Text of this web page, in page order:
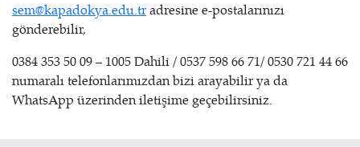
sem@kapadokya.edu.tradresine e-postalarınızı
gönderebilir,
0384 353 50 09 – 1005 Dahili / 0537 598 66 71/ 0530 721 44 66
numaralı telefonlarımızdan bizi arayabilir ya da
WhatsApp üzerinden iletişime geçebilirsiniz.